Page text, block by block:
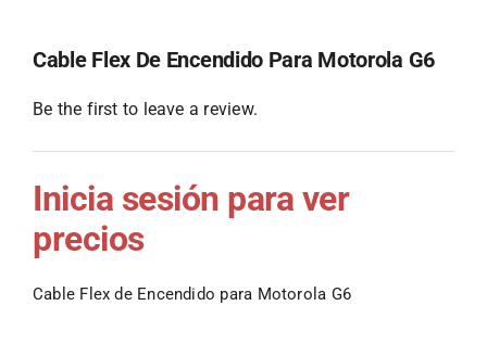
Cable Flex De Encendido Para Motorola G6
Be the first to leave a review.
Inicia sesión para ver
precios
Cable Flex de Encendido para Motorola G6